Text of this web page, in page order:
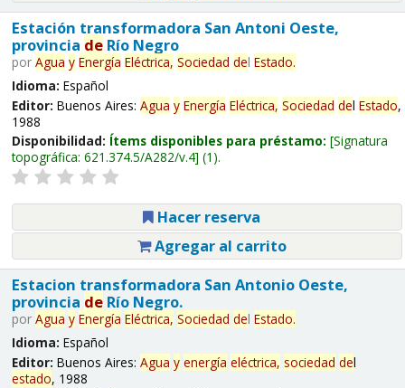
Estación transformadora San Antoni Oeste,
provincia deRío Negro
por Agua y Energía Eléctrica, Sociedad del Estado.
Idioma: Español
Editor: Buenos Aires: Agua y Energía Eléctrica, Sociedad del Estado,
1988
Disponibilidad: Ítems disponibles para préstamo: Signatura
topográfica: 621.374.5/A282/v.4 (1).
Hacer reserva
Agregar al carrito
Estacion transformadora San Antonio Oeste,
provincia deRío Negro.
por Agua y Energía Eléctrica, Sociedad del Estado.
Idioma: Español
Editor: Buenos Aires: Agua y energía eléctrica, sociedad del
estado, 1988